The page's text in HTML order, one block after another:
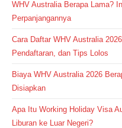
WHV Australia Berapa Lama?
Perpanjangannya
Cara Daftar WHV Australia
Pendaftaran, dan Tips Lolos
Biaya WHV Australia 2026
Disiapkan
Apa Itu Working Holiday Visa
Liburan ke Luar Negeri?